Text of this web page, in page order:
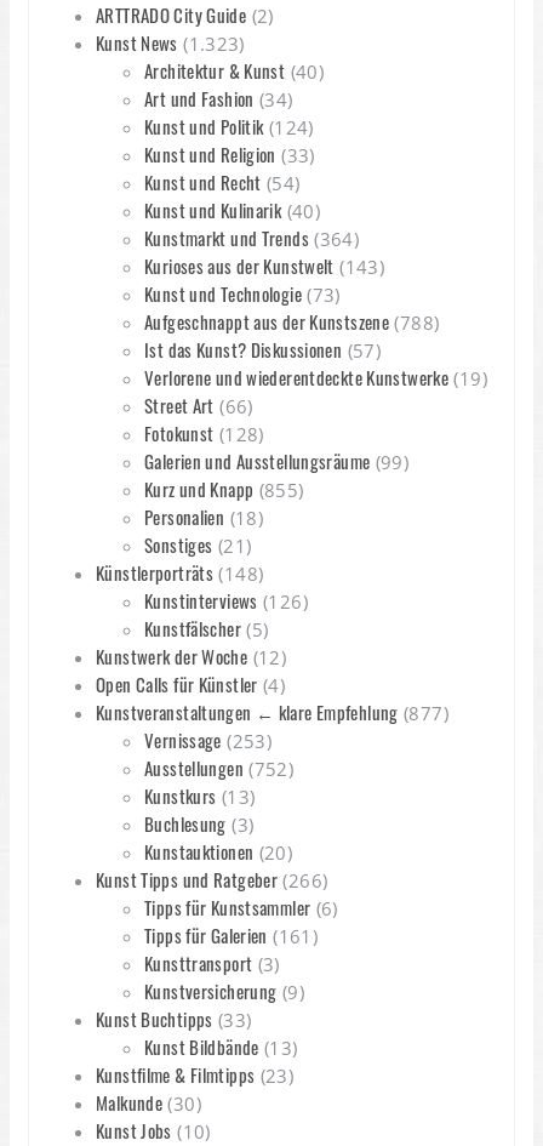
ARTTRADO City Guide (2)
Kunst News (1.323)
Architektur & Kunst (40)
Art und Fashion (34)
Kunst und Politik(124)
Kunst und Religion (33)
Kunst und Recht (54)
Kunst und Kulinarik(40)
Kunstmarkt und Trends(364)
Kurioses aus der Kunstwelt (143)
Kunst und Technologie(73)
Aufgeschnappt aus der Kunstszene (788)
Ist das Kunst? Diskussionen (57)
Verlorene und wiederentdeckte Kunstwerke (19)
Street Art (66)
Fotokunst (128)
Galerien und Ausstellungsräume (99)
Kurz und Knapp (855)
Personalien (18)
Sonstiges (21)
Künstlerporträts (148)
Kunstinterviews (126)
Kunstfälscher(5)
Kunstwerk der Woche (12)
Open Calls für Künstler (4)
Kunstveranstaltungen ← klare Empfehlung (877)
Vernissage (253)
Ausstellungen (752)
Kunstkurs (13)
Buchlesung (3)
Kunstauktionen (20)
Kunst Tipps und Ratgeber (266)
Tipps für Kunstsammler (6)
Tipps für Galerien (161)
Kunsttransport (3)
Kunstversicherung (9)
Kunst Buchtipps (33)
Kunst Bildbände (13)
Kunstfilme & Filmtipps (23)
Malkunde (30)
Kunst Jobs (10)